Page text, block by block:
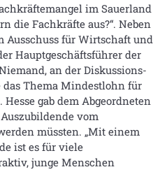
im Sauerland
die Fachkräfte aus?“. Neben
Ausschuss für Wirtschaft und
Hauptgeschäftsführer der
an der Diskussions-
Thema Mindestlohn für
gab dem Abgeordneten
vom
müssten. „Mit einem
ist es für viele
junge Menschen